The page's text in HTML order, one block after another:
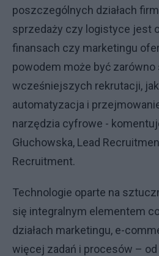
poszczególnych działach
sprzedaży czy logistyce jest
finansach czy marketingu
powodem może być zarówno
wcześniejszych rekrutacji,
automatyzacja i
narzędzia cyfrowe -
Głuchowska, Lead
Recruitment.
Technologie oparte na
się integralnym elementem
działach marketingu, e-
więcej zadań i procesów – od